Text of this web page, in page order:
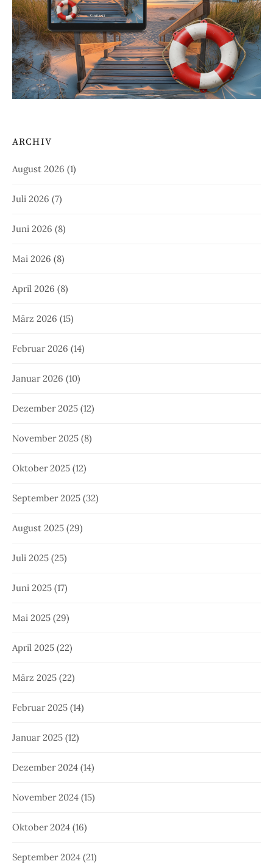
ARCHIV
August 2026 (1)
Juli 2026 (7)
Juni 2026 (8)
Mai 2026 (8)
April 2026 (8)
März 2026 (15)
Februar 2026 (14)
Januar 2026 (10)
Dezember 2025 (12)
November 2025 (8)
Oktober 2025 (12)
September 2025 (32)
August 2025 (29)
Juli 2025 (25)
Juni 2025 (17)
Mai 2025 (29)
April 2025 (22)
März 2025 (22)
Februar 2025 (14)
Januar 2025 (12)
Dezember 2024 (14)
November 2024 (15)
Oktober 2024 (16)
September 2024 (21)